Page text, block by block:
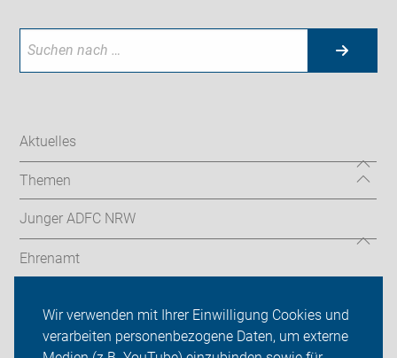
Wir verwenden mit Ihrer Einwilligung Cookies und
verarbeiten personenbezogene Daten, um externe
Aktuelles
Themen
Junger ADFC NRW
Ehrenamt
Über uns